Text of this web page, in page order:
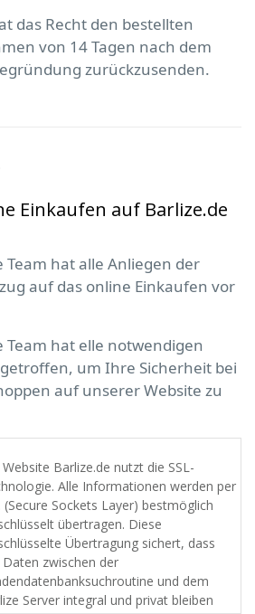
das Recht den bestellten
von 14 Tagen nach dem
zurückzusenden.
Einkaufen auf Barlize.de
Team hat alle Anliegen der
auf das online Einkaufen vor
Team hat elle notwendigen
um Ihre Sicherheit bei
auf unserer Website zu
Barlize.de nutzt die SSL-
Alle Informationen werden per
(Secure Sockets Layer) bestmöglich
übertragen. Diese
Übertragung sichert, dass
Daten zwischen der
und dem
Server integral und privat bleiben